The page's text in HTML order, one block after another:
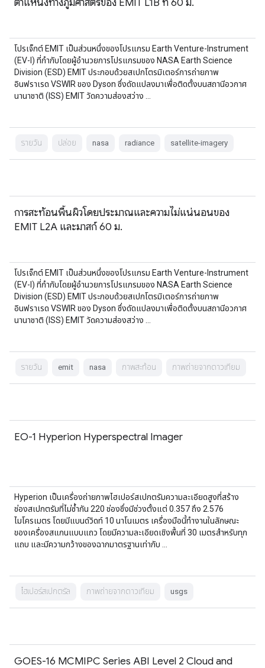
โปรเจ็กต์ EMIT เป็นส่วนหนึ่งของโปรแกรม Earth Venture-Instrument
(EV-I) ที่กำกับโดยผู้อำนวยการโปรแกรมของ NASA Earth Science
Division (ESD) EMIT ประกอบด้วยสเปกโตรมิเตอร์การถ่ายภาพ
อินฟราเรด VSWIR ของ Dyson ซึ่งดัดแปลงมาเพื่อติดตั้งบนสถานีอวกาศ
นานาชาติ (ISS) EMIT วัดความส่องสว่าง …
รายวัน ปล่อย nasa radiance satellite-imagery
การสะท้อนพื้นผิวโดยประมาณและความไม่แน่นอนของ
EMIT L2A และมาสก์ 60 ม.
โปรเจ็กต์ EMIT เป็นส่วนหนึ่งของโปรแกรม Earth Venture-Instrument
(EV-I) ที่กำกับโดยผู้อำนวยการโปรแกรมของ NASA Earth Science
Division (ESD) EMIT ประกอบด้วยสเปกโตรมิเตอร์การถ่ายภาพ
อินฟราเรด VSWIR ของ Dyson ซึ่งดัดแปลงมาเพื่อติดตั้งบนสถานีอวกาศ
นานาชาติ (ISS) EMIT วัดความส่องสว่าง …
รายวัน emit nasa ภาพสะท้อน ภาพถ่ายจากดาวเทียม
EO-1 Hyperion Hyperspectral Imager
Hyperion เป็นเครื่องถ่ายภาพไฮเปอร์สเปกตรัมความละเอียดสูงที่สร้าง
ช่องสเปกตรัมที่ไม่ซ้ำกัน 220 ช่องซึ่งมีช่วงตั้งแต่ 0.357 ถึง 2.576
ไมโครเมตร โดยมีแบนด์วิดท์ 10 นาโนเมตร เครื่องมือนี้ทำงานในลักษณะ
ของเครื่องสแกนแบบแถว โดยมีความละเอียดเชิงพื้นที่ 30 เมตรสำหรับทุก
แถบ และมีความกว้างของฉากมาตรฐานเท่ากับ …
ไฮเปอร์สเปกตรัล ภาพถ่ายจากดาวเทียม usgs
GOES-16 MCMIPC Series ABI Level 2 Cloud and